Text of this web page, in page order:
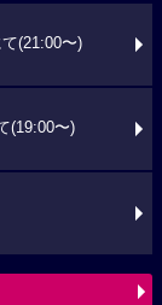
(21:00〜)
(19:00〜)